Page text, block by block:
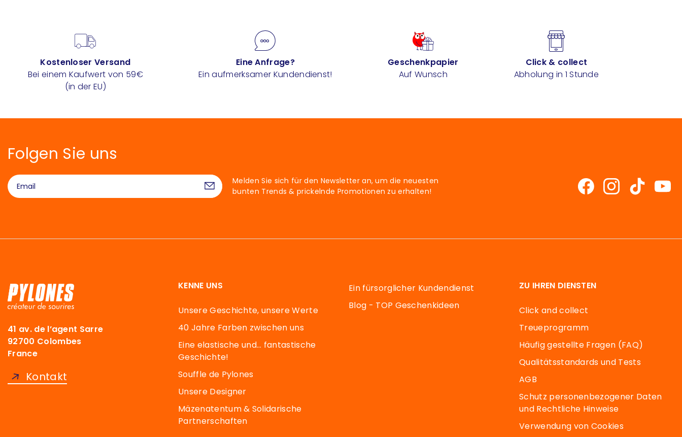
Kostenloser Versand
Bei einem Kaufwert von 59€
(in der EU)
Eine Anfrage?
Ein aufmerksamer Kundendienst!
Geschenkpapier
Auf Wunsch
Click & collect
Abholung in 1 Stunde
Folgen Sie uns
Melden Sie sich für den Newsletter an, um die neuesten
bunten Trends & prickelnde Promotionen zu erhalten!
41 av. de l’agent Sarre
92700 Colombes
France
Kontakt
KENNE UNS
Unsere Geschichte, unsere Werte
40 Jahre Farben zwischen uns
Eine elastische und… fantastische
Geschichte!
Souffle de Pylones
Unsere Designer
Mäzenatentum & Solidarische
Partnerschaften
Ein fürsorglicher Kundendienst
Blog - TOP Geschenkideen
ZU IHREN DIENSTEN
Click and collect
Treueprogramm
Häufig gestellte Fragen (FAQ)
Qualitätsstandards und Tests
AGB
Schutz personenbezogener Daten
und Rechtliche Hinweise
Verwendung von Cookies